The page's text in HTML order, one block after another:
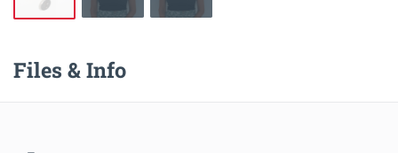
Files & Info